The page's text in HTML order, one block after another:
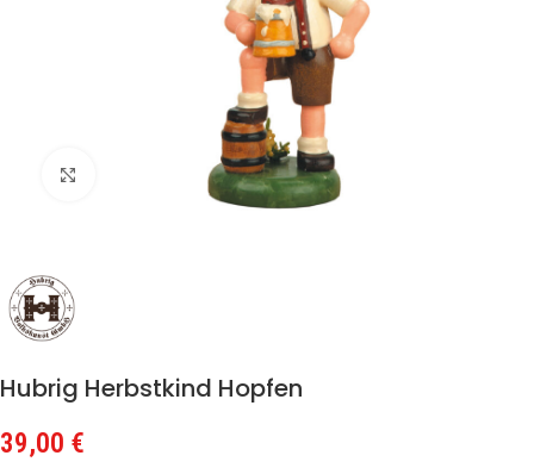
Zum Vergrößern klicken
Hubrig Herbstkind Hopfen
39,00 €